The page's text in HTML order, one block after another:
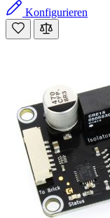
Konfigurieren